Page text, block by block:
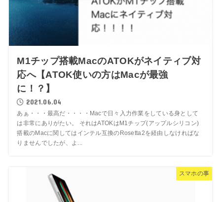
M1チップ搭載MacのATOKがネイティブ対
応へ【ATOK使いの方はMacが最強
に！？】
2021.06.04
あぁ・・・最高だ・・・・Macで日々入力作業をしている身として
は非常にありがたい。 それはATOKはM1チップ(アップルシリコン)
搭載のMacに関してはインテル互換のRosetta2を経由しなければな
りませんでしたが、よ...
スマホの事